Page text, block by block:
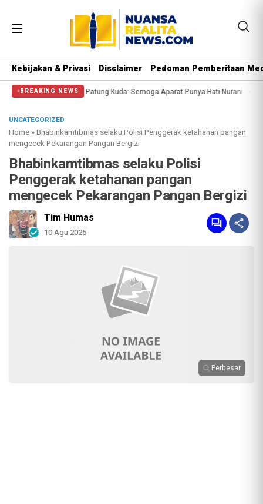
Kebijakan & Privasi Disclaimer Pedoman Pemberitaan
BREAKING NEWS
di Patung Kuda: Semoga Aparat Punya Hati Nurani Massa Reuni
UNCATEGORIZED
Home »Bhabinkamtibmas selaku Polisi Penggerak ketahanan pangan
mengecek Pekarangan Pangan Bergizi
Bhabinkamtibmas selaku Polisi
Penggerak ketahanan pangan
mengecek Pekarangan Pangan Bergizi
Tim Humas
10 Agu 2025
Perbesar